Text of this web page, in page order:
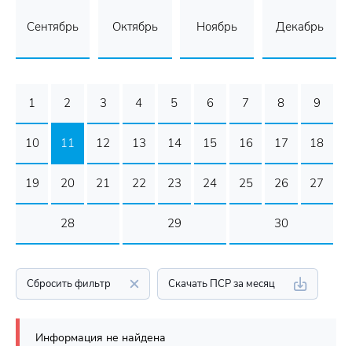
Сентябрь Октябрь Ноябрь Декабрь
1 2 3 4 5 6 7 8 9
10 11 12 13 14 15 16 17 18
19 20 21 22 23 24 25 26 27
28 29 30
Сбросить фильтр Скачать ПСР за месяц
Информация не найдена